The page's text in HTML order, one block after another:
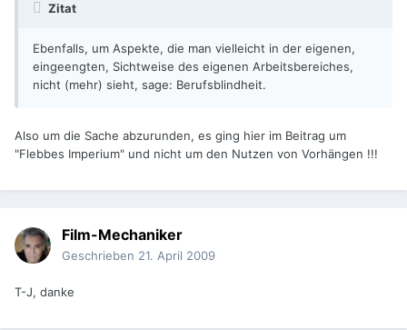
Zitat
Ebenfalls, um Aspekte, die man vielleicht in der eigenen,
eingeengten, Sichtweise des eigenen Arbeitsbereiches,
nicht (mehr) sieht, sage: Berufsblindheit.
Also um die Sache abzurunden, es ging hier im Beitrag um
"Flebbes Imperium" und nicht um den Nutzen von Vorhängen !!!
Film-Mechaniker
Geschrieben 21. April 2009
T-J, danke